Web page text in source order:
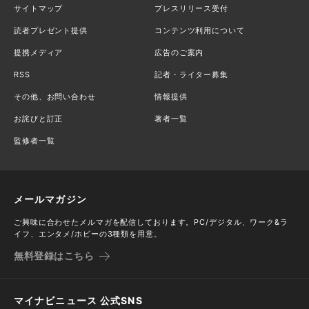
サイトマップ プレスリリース受付
読者プレゼント提供 コンテンツ利用について
提携メディア 広告のご案内
RSS 記者・ライター募集
その他、お問い合わせ 情報提供
お詫びと訂正 著者一覧
監修者一覧
メールマガジン
ご興味に合わせたメルマガを配信しております。PC/デジタル、ワーク&ラ
イフ、エンタメ/ホビーの3種類を用意。
無料登録はこちら
マイナビニュース 公式SNS